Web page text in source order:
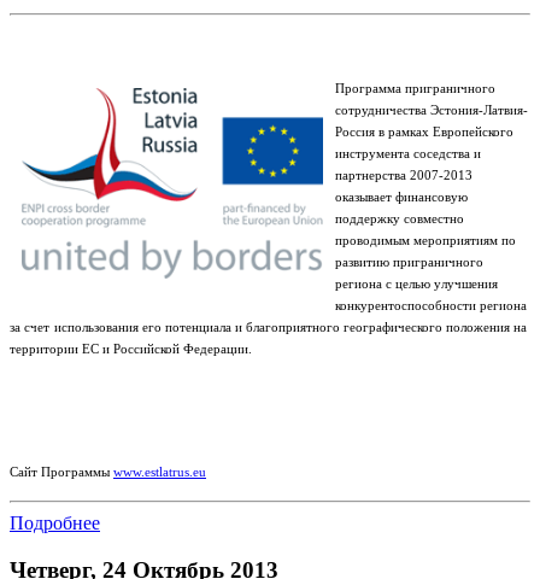
Программа приграничного
сотрудничества Эстония-Латвия-
Россия в рамках Европейского
инструмента соседства и
партнерства 2007-2013
оказывает финансовую
поддержку совместно
проводимым мероприятиям по
развитию приграничного
региона с целью улучшения
конкурентоспособности региона
за счет использования его потенциала и благоприятного географического положения на
территории ЕС и Российской Федерации.
Сайт Программы www.estlatrus.eu
Подробнее
Четверг, 24 Октябрь 2013